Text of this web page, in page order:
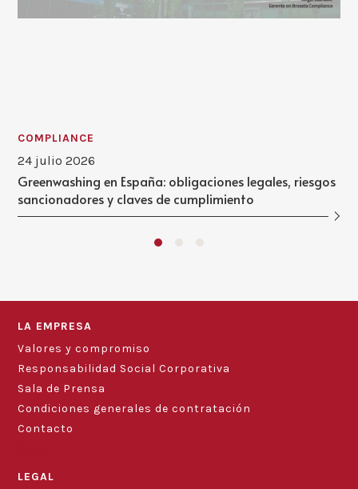
COMPLIANCE
24 julio 2026
Greenwashing en España: obligaciones legales, riesgos
sancionadores y claves de cumplimiento
LA EMPRESA
Valores y compromiso
Responsabilidad Social Corporativa
Sala de Prensa
Condiciones generales de contratación
Contacto
LEGAL